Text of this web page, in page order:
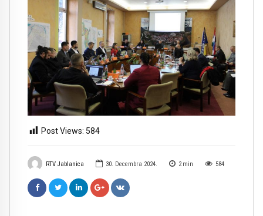
RTV Jablanica 30. Decembra 2024. 2 min 584
Post Views: 584